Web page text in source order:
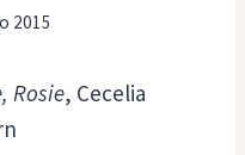
2015
Rosie, Cecelia